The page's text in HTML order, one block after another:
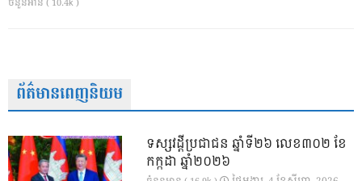
ព័ត៌មានពេញនិយម
ទស្សវដ្តីប្រជាជន ឆ្នាំទី២៦ លេខ៣០២ ខែ
កក្កដា ឆ្នាំ២០២៦